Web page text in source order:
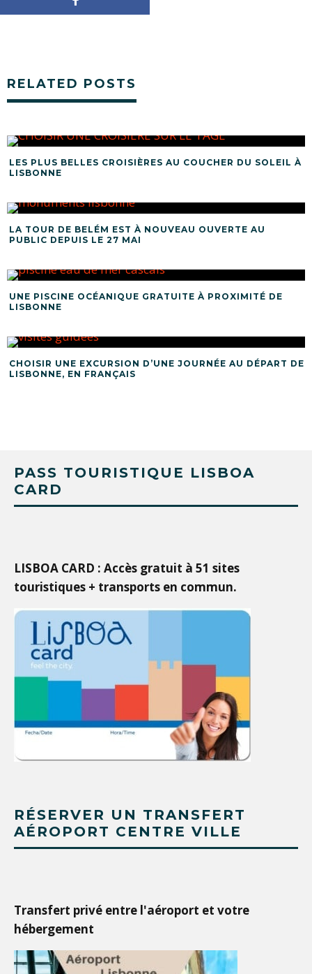
RELATED POSTS
LES PLUS BELLES CROISIÈRES AU COUCHER DU SOLEIL À
LISBONNE
LA TOUR DE BELÉM EST À NOUVEAU OUVERTE AU
PUBLIC DEPUIS LE 27 MAI
UNE PISCINE OCÉANIQUE GRATUITE À PROXIMITÉ DE
LISBONNE
CHOISIR UNE EXCURSION D’UNE JOURNÉE AU DÉPART DE
LISBONNE, EN FRANÇAIS
PASS TOURISTIQUE LISBOA
CARD
LISBOA CARD : Accès gratuit à 51 sites
touristiques + transports en commun.
RÉSERVER UN TRANSFERT
AÉROPORT CENTRE VILLE
Transfert privé entre l'aéroport et votre
hébergement